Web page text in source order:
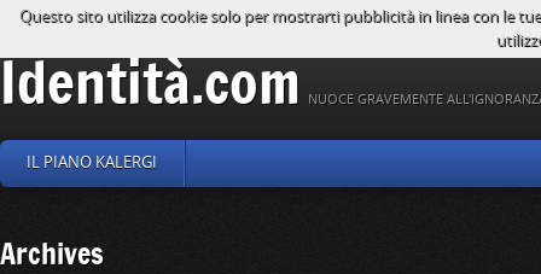
Identità.com NUOCE GRAVEMENTE
IL PIANO KALERGI
Archives
Questo sito utilizza cookie solo per mostrarti pubblicità in linea con le